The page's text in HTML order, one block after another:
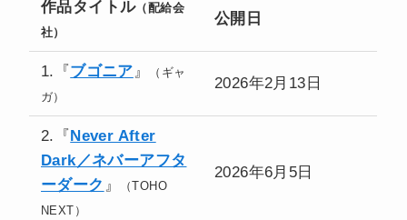
作品タイトル（配給会
社）
公開日
1.『 ブゴニア』
（ギャ
ガ）
2026年2月13日
2.『 Never After
Dark／ネバーアフタ
ーダーク 』
（TOHO
NEXT）
2026年6月5日